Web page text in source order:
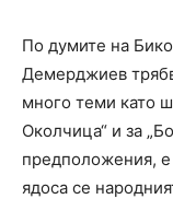
По думите на
Демерджиев
много теми като
Околчица“ и за
предположения, е
ядоса се